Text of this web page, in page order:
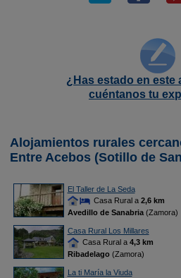
¿Has estado en este
cuéntanos tu
Alojamientos rurales
Entre Acebos (Sotillo de
El Taller de La Seda
Casa Rural a 2,6 km
Avedillo de Sanabria(Zamora)
Casa Rural Los Millares
Casa Rural a 4,3 km
Ribadelago(Zamora)
La ti María la Viuda